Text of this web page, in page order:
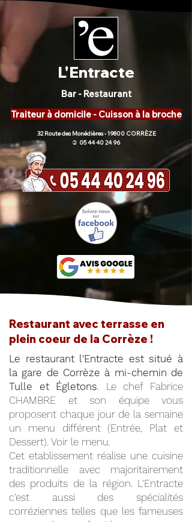
L'Entracte
Bar - Restaurant
Traiteur à domicile - Cuisson à la broche
32 Route des Monédières - 19800 CORRÈZE
) 05 44 40 24 96
Restaurant avec terrasse en
plein coeur de la Corrèze !
Le restaurant l'Entracte est situé à
la gare de Corrèze à mi-chemin de
Tulle et Égletons. Le chef Fabrice
CHAMBRE et son équipe vous
proposent chaque jour de la semaine
un menu différent (Entrée, Plat et
Dessert). Voir le menu.
Cet etablissement réalise une cuisine
traditionnelle avec majoritairement
des produits de la région. L'Entracte
c'est aussi des spécialités
corréziennes telles que les fameuses